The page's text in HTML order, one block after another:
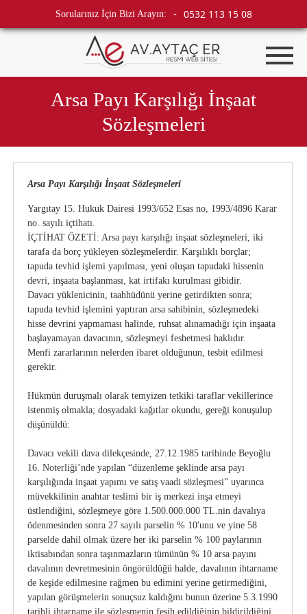
Sorularınız İçin Bizi Arayın: - 0532 113 15 08
Arsa Payı Karşılığı İnşaat
Sözleşmeleri
Arsa Payı Karşılığı İnşaat Sözleşmeleri
Yargıtay 15. Hukuk Dairesi 1993/652 Esas no, 1993/4896 Karar
no. sayılı içtihatı.
İÇTİHAT ÖZETİ: Arsa payı karşılığı inşaat sözleşmeleri, iki
tarafa da borç yükleyen sözleşmelerdir. Karşılıklı borçlar;
tapuda tevhid işlemi yapılması, yeni oluşan tapudaki hissenin
devri, inşaata başlanması, kat irtifakı kurulması gibidir.
Davacı yüklenicinin, taahhüdünü yerine getirdikten sonra;
tapuda tevhid işlemini yaptıran arsa sahibinin, sözleşmedeki
hisse devrini yapmaması halinde, ruhsat alınamadığı için inşaata
başlayamayan davacının, sözleşmeyi feshetmesi haklıdır.
Menfi zararlarının nelerden ibaret olduğunun, tesbit edilmesi
gerekir.
Hükmün duruşmalı olarak temyizen tetkiki taraflar vekillerince
istenmiş olmakla; dosyadaki kağıtlar okundu, gereği konuşulup
düşünüldü:
Davacı vekili dava dilekçesinde, 27.12.1985 tarihinde Beyoğlu
16. Noterliği’nde yapılan “düzenleme şeklinde arsa payı
karşılığında inşaat yapımı ve satış vaadi sözleşmesi” uyarınca
müvekkilinin anahtar teslimi bir iş merkezi inşa etmeyi
üstlendiğini, sözleşmeye göre 1.500.000.000 TL.nin davalıya
ödenmesinden sonra 27 sayılı parselin % 10′unu ve yine 58
parselde dahil olmak üzere her iki parselin % 100 paylarının
iktisabından sonra taşınmazların tümünün % 10 arsa payını
davalının devretmesinin öngörüldüğü halde, davalının ihtarname
de keşide edilmesine rağmen bu edimini yerine getirmediğini,
yapılan görüşmelerin sonuçsuz kaldığını bunun üzerine 5.3.1990
tarihli ihtarname ile sözleşmenin fesih edildiğinin bildirildiğini